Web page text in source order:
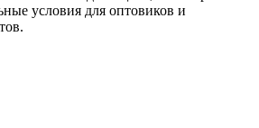
условия для оптовиков и